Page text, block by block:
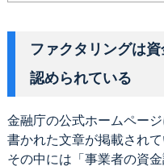
ファクタリングは
認められている
金融庁の公式ホームペー
書かれた文章が掲載されて
その中には「事業者の資